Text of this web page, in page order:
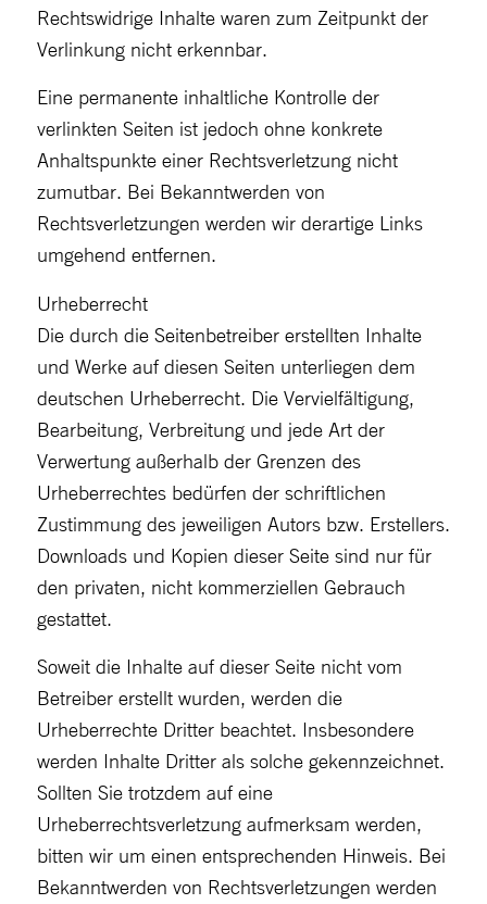
Rechtswidrige Inhalte waren zum Zeitpunkt der
Verlinkung nicht erkennbar.
Eine permanente inhaltliche Kontrolle der
verlinkten Seiten ist jedoch ohne konkrete
Anhaltspunkte einer Rechtsverletzung nicht
zumutbar. Bei Bekanntwerden von
Rechtsverletzungen werden wir derartige Links
umgehend entfernen.
Urheberrecht
Die durch die Seitenbetreiber erstellten Inhalte
und Werke auf diesen Seiten unterliegen dem
deutschen Urheberrecht. Die Vervielfältigung,
Bearbeitung, Verbreitung und jede Art der
Verwertung außerhalb der Grenzen des
Urheberrechtes bedürfen der schriftlichen
Zustimmung des jeweiligen Autors bzw. Erstellers.
Downloads und Kopien dieser Seite sind nur für
den privaten, nicht kommerziellen Gebrauch
gestattet.
Soweit die Inhalte auf dieser Seite nicht vom
Betreiber erstellt wurden, werden die
Urheberrechte Dritter beachtet. Insbesondere
werden Inhalte Dritter als solche gekennzeichnet.
Sollten Sie trotzdem auf eine
Urheberrechtsverletzung aufmerksam werden,
bitten wir um einen entsprechenden Hinweis. Bei
Bekanntwerden von Rechtsverletzungen werden